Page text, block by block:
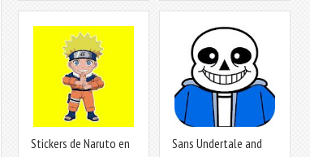
Stickers de Naruto en
Sans Undertale and